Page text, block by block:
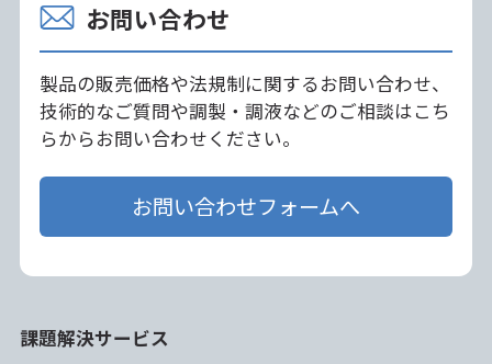
お問い合わせ
製品の販売価格や法規制に関するお問い合わせ、
技術的なご質問や調製・調液などのご相談はこち
らからお問い合わせください。
お問い合わせフォームへ
課題解決サービス